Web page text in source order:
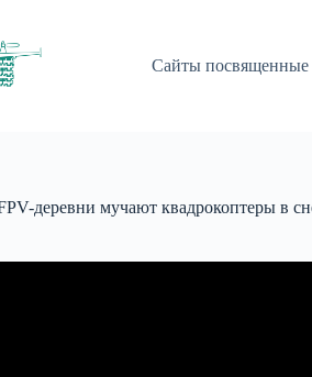
Сайты посвященные
деревни мучают квадрокоптеры в